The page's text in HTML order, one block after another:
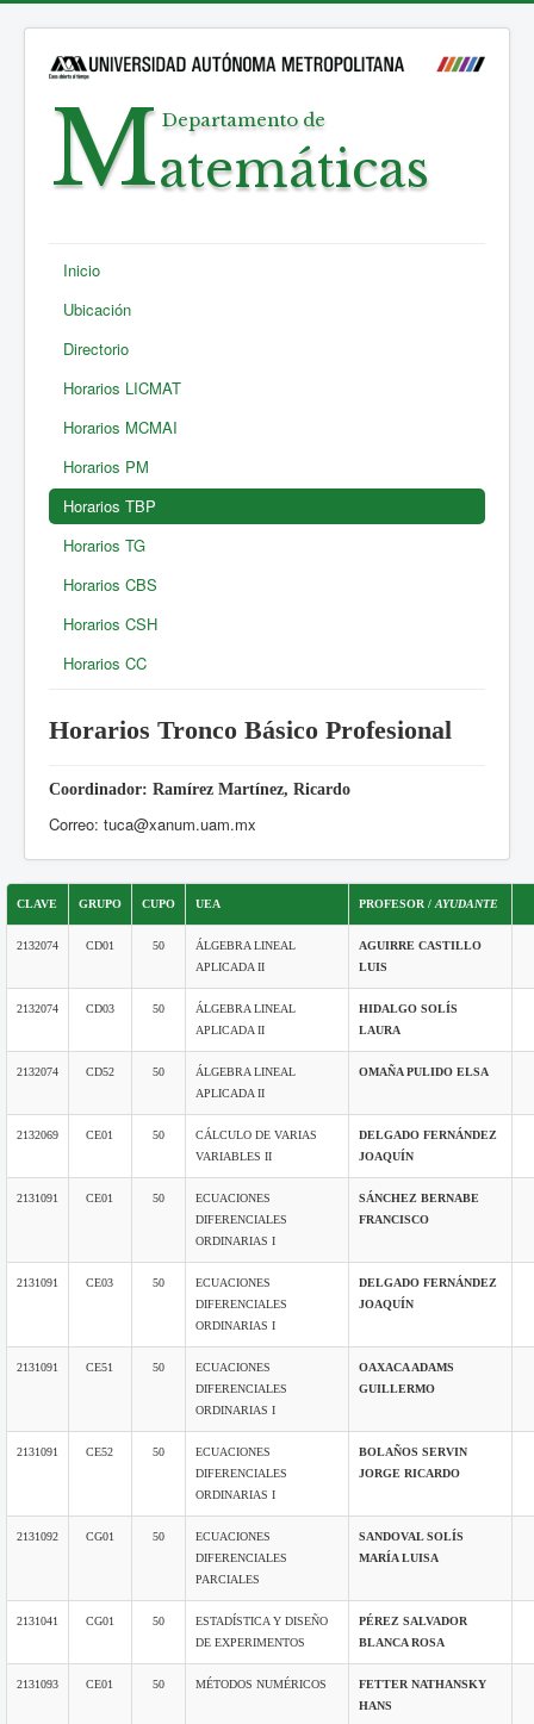
Departamento de
Matemáticas
Inicio
Ubicación
Directorio
Horarios LICMAT
Horarios MCMAI
Horarios PM
Horarios TBP
Horarios TG
Horarios CBS
Horarios CSH
Horarios CC
Horarios Tronco Básico Profesional
Coordinador: Ramírez Martínez, Ricardo
Correo: tuca@xanum.uam.mx
CLAVE GRUPO CUPO UEA PROFESOR / AYUDANTE
2132074 CD01 50
ÁLGEBRA LINEAL
APLICADA II
AGUIRRE CASTILLO
LUIS
2132074 CD03 50
ÁLGEBRA LINEAL
APLICADA II
HIDALGO SOLÍS
LAURA
2132074 CD52 50
ÁLGEBRA LINEAL
APLICADA II
OMAÑA PULIDO ELSA
2132069 CE01 50
CÁLCULO DE VARIAS
VARIABLES II
DELGADO FERNÁNDEZ
JOAQUÍN
2131091 CE01 50
ECUACIONES
DIFERENCIALES
ORDINARIAS I
SÁNCHEZ BERNABE
FRANCISCO
2131091 CE03 50
ECUACIONES
DIFERENCIALES
ORDINARIAS I
DELGADO FERNÁNDEZ
JOAQUÍN
2131091 CE51 50
ECUACIONES
DIFERENCIALES
ORDINARIAS I
OAXACA ADAMS
GUILLERMO
2131091 CE52 50
ECUACIONES
DIFERENCIALES
ORDINARIAS I
BOLAÑOS SERVIN
JORGE RICARDO
2131092 CG01 50
ECUACIONES
DIFERENCIALES
PARCIALES
SANDOVAL SOLÍS
MARÍA LUISA
2131041 CG01 50
ESTADÍSTICA Y DISEÑO
DE EXPERIMENTOS
PÉREZ SALVADOR
BLANCA ROSA
2131093 CE01 50 MÉTODOS NUMÉRICOS
FETTER NATHANSKY
HANS
Departamento de Matematicas, UAM Iztapalapa 2026